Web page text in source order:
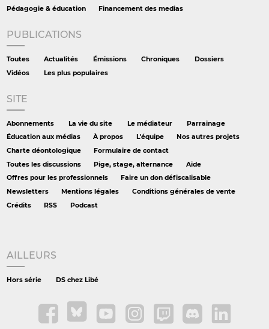
Pédagogie & éducation
Financement des medias
PUBLICATIONS
Toutes Actualités Émissions Chroniques
Dossiers
Vidéos
Les plus populaires
SITE
Abonnements La vie du site Le médiateur
Parrainage
Éducation aux médias
À propos L'équipe
Nos autres projets
Charte déontologique
Formulaire de contact
Toutes les discussions
Pige, stage, alternance
Aide
Offres pour les professionnels
Faire un don défiscalisable
Newsletters
Mentions légales
Conditions générales de vente
Crédits
RSS Podcast
AILLEURS
Hors série DS chez Libé